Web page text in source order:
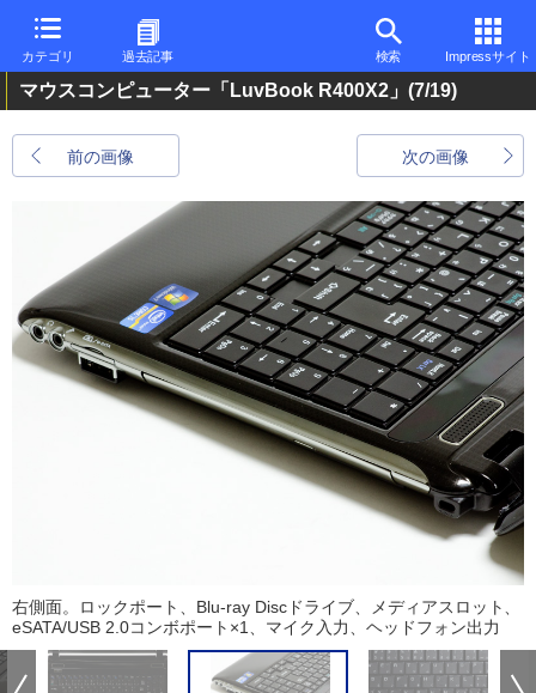
カテゴリ 過去記事 検索 Impressサイト
マウスコンピューター「LuvBook R400X2」 (7/19)
前の画像 次の画像
右側面。ロックポート、Blu-ray Discドライブ、メディアスロット、
eSATA/USB 2.0コンボポート×1、マイク入力、ヘッドフォン出力